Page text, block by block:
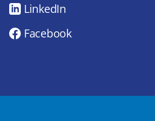
LinkedIn
Facebook